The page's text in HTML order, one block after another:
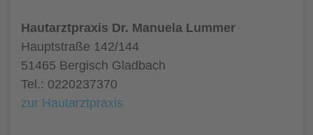
Hautarztpraxis Dr. Manuela Lummer
Hauptstraße 142/144
51465 Bergisch Gladbach
Tel.: 0220237370
zur Hautarztpraxis